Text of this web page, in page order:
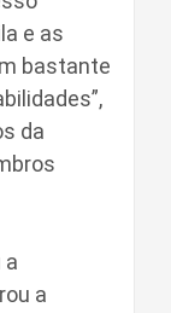
e as
bastante
da
a
a